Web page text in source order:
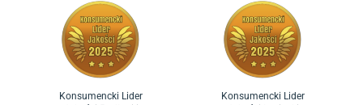
Konsumencki Lider
Konsumencki Lider